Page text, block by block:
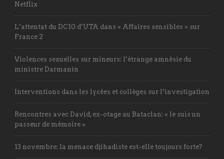
Netflix
L’attentat du DC10 d’UTA dans « Affaires sensibles » sur
France 2
Violences sexuelles sur mineurs: l’étrange amnésie du
ministre Darmanin
Interventions dans les lycées et collèges sur l’investigation
Rencontres avec David, ex-otage au Bataclan: « Je suis un
passeur de mémoire »
13 novembre: la menace djihadiste est-elle toujours forte?